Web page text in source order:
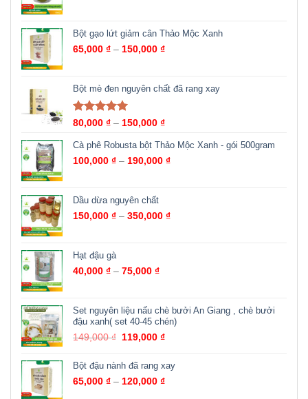
Bột gạo lứt giảm cân Thảo Mộc Xanh
65,000 ₫ – 150,000 ₫
Bột mè đen nguyên chất đã rang xay
Được xếp
sao
80,000 ₫ – 150,000 ₫
Cà phê Robusta bột Thảo Mộc Xanh - gói 500gram
100,000 ₫ – 190,000 ₫
Dầu dừa nguyên chất
150,000 ₫ – 350,000 ₫
Hạt đậu gà
40,000 ₫ – 75,000 ₫
Set nguyên liệu nấu chè bưởi An Giang , chè bưởi
đậu xanh( set 40-45 chén)
149,000₫ 119,000₫
Bột đậu nành đã rang xay
65,000 ₫ – 120,000 ₫